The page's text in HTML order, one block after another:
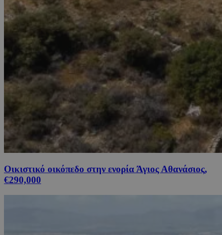
Οικιστικό οικόπεδο στην ενορία Άγιος Αθανάσιος,
€290,000